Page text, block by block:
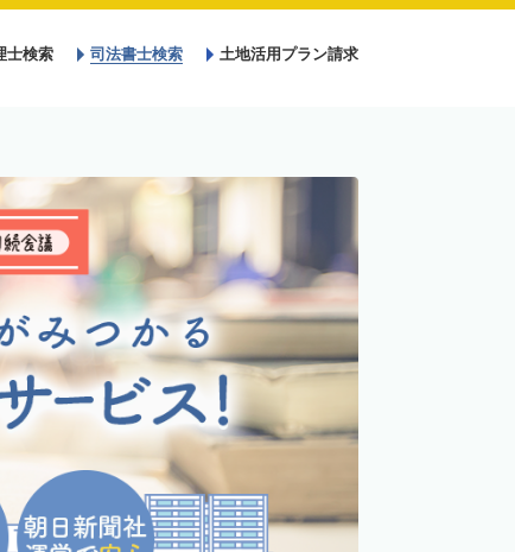
士検索 司法書士検索 土地活用プラン請求